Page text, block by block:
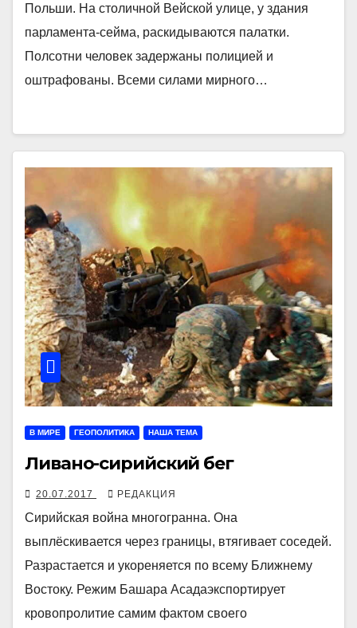
Польши. На столичной Вейской улице, у здания
парламента-сейма, раскидываются палатки.
Полсотни человек задержаны полицией и
оштрафованы. Всеми силами мирного…
В МИРЕ ГЕОПОЛИТИКА НАША ТЕМА
Ливано-сирийский бег
20.07.2017 РЕДАКЦИЯ
Сирийская война многогранна. Она
выплёскивается через границы, втягивает соседей.
Разрастается и укореняется по всему Ближнему
Востоку. Режим Башара Асадаэкспортирует
кровопролитие самим фактом своего